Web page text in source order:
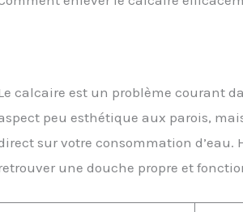
calcaire est un problème courant
peu esthétique aux parois,
sur votre consommation
une douche propre et